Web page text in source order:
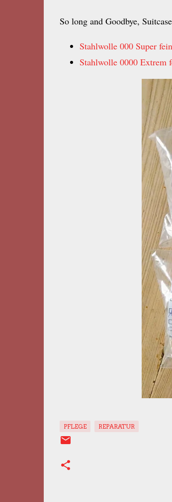
So long and Goodbye,
Stahlwolle 000 Super fein
Stahlwolle 0000 Extrem
PFLEGE REPARATUR